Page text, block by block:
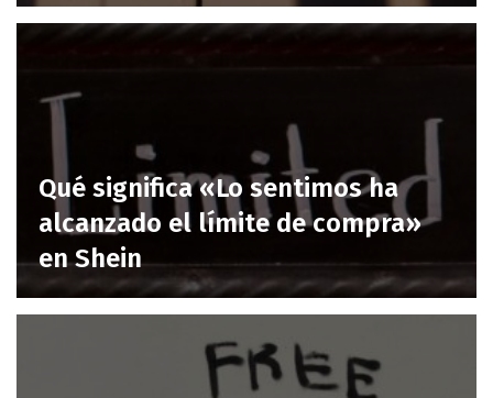
Qué significa «Lo sentimos ha
alcanzado el límite de compra»
en Shein